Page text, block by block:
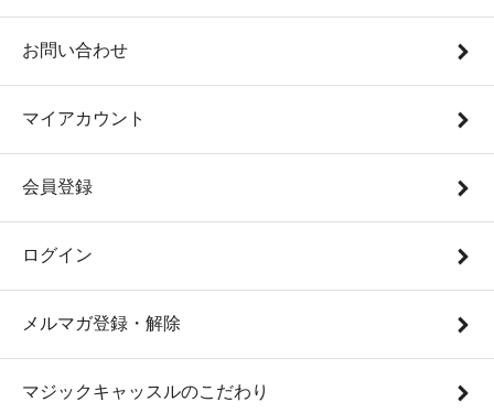
お問い合わせ
マイアカウント
会員登録
ログイン
メルマガ登録・解除
マジックキャッスルのこだわり